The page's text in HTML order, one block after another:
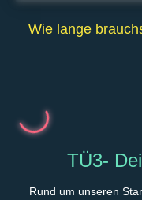
Wie lange
TÜ3-
Rund um unseren